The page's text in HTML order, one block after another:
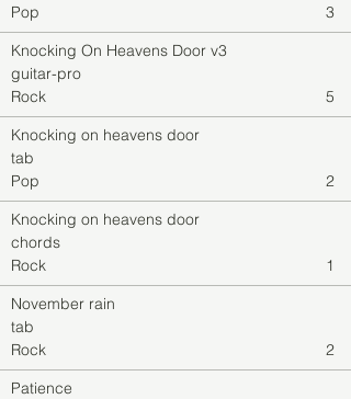
Pop
3
Knocking On Heavens Door v3
guitar-pro
Rock
5
Knocking on heavens door
tab
Pop
2
Knocking on heavens door
chords
Rock
1
November rain
tab
Rock
2
Patience